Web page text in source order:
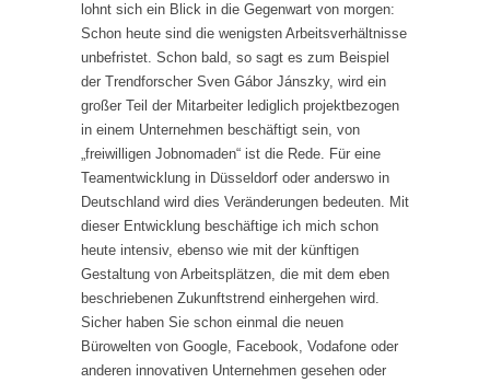
lohnt sich ein Blick in die Gegenwart von morgen:
Schon heute sind die wenigsten Arbeitsverhältnisse
unbefristet. Schon bald, so sagt es zum Beispiel
der Trendforscher Sven Gábor Jánszky, wird ein
großer Teil der Mitarbeiter lediglich projektbezogen
in einem Unternehmen beschäftigt sein, von
„freiwilligen Jobnomaden“ ist die Rede. Für eine
Teamentwicklung in Düsseldorf oder anderswo in
Deutschland wird dies Veränderungen bedeuten. Mit
dieser Entwicklung beschäftige ich mich schon
heute intensiv, ebenso wie mit der künftigen
Gestaltung von Arbeitsplätzen, die mit dem eben
beschriebenen Zukunftstrend einhergehen wird.
Sicher haben Sie schon einmal die neuen
Bürowelten von Google, Facebook, Vodafone oder
anderen innovativen Unternehmen gesehen oder